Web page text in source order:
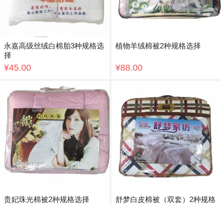
永嘉高级丝绒白棉胎3种规格选
择
¥45.00
植物羊绒棉被2种规格选择
¥88.00
贵妃珠光棉被2种规格选择
舒梦白皮棉被（双套）2种规格